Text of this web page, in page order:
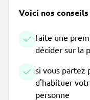
Voici nos conseils
faite une
décider sur la
si vous partez
d'habituer
personne